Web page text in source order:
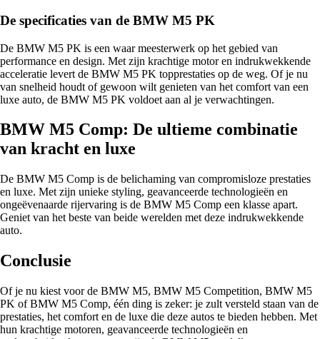
De specificaties van de BMW M5 PK
De BMW M5 PK is een waar meesterwerk op het gebied van
performance en design. Met zijn krachtige motor en indrukwekkende
acceleratie levert de BMW M5 PK topprestaties op de weg. Of je nu
van snelheid houdt of gewoon wilt genieten van het comfort van een
luxe auto, de BMW M5 PK voldoet aan al je verwachtingen.
BMW M5 Comp: De ultieme combinatie
van kracht en luxe
De BMW M5 Comp is de belichaming van compromisloze prestaties
en luxe. Met zijn unieke styling, geavanceerde technologieën en
ongeëvenaarde rijervaring is de BMW M5 Comp een klasse apart.
Geniet van het beste van beide werelden met deze indrukwekkende
auto.
Conclusie
Of je nu kiest voor de BMW M5, BMW M5 Competition, BMW M5
PK of BMW M5 Comp, één ding is zeker: je zult versteld staan van de
prestaties, het comfort en de luxe die deze autos te bieden hebben. Met
hun krachtige motoren, geavanceerde technologieën en